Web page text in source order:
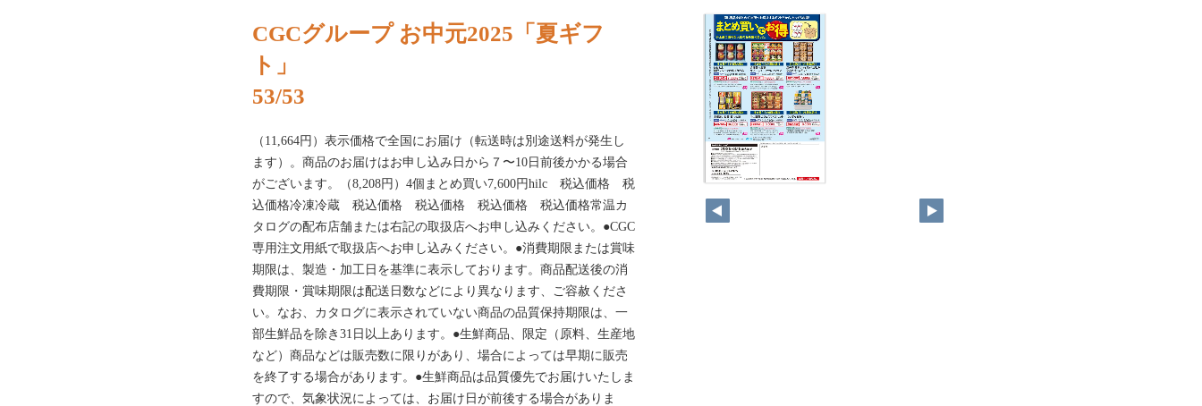
CGCグループ お中元2025「夏ギフ
ト」
53/53
（11,664円）表示価格で全国にお届け（転送時は別途送料が発生し
ます）。商品のお届けはお申し込み日から７〜10日前後かかる場合
がございます。（8,208円）4個まとめ買い7,600円hilc 税込価格 税
込価格冷凍冷蔵 税込価格 税込価格 税込価格 税込価格常温カ
タログの配布店舗または右記の取扱店へお申し込みください。●CGC
専用注文用紙で取扱店へお申し込みください。●消費期限または賞味
期限は、製造・加工日を基準に表示しております。商品配送後の消
費期限・賞味期限は配送日数などにより異なります、ご容赦くださ
い。なお、カタログに表示されていない商品の品質保持期限は、一
部生鮮品を除き31日以上あります。●生鮮商品、限定（原料、生産地
など）商品などは販売数に限りがあり、場合によっては早期に販売
を終了する場合があります。●生鮮商品は品質優先でお届けいたしま
すので、気象状況によっては、お届け日が前後する場合がありま